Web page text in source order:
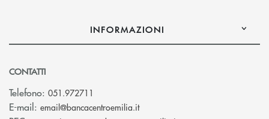
INFORMAZIONI
CONTATTI
Telefono: 051.972711
E-mail: email@bancacentroemilia.it(si apre l’app di posta